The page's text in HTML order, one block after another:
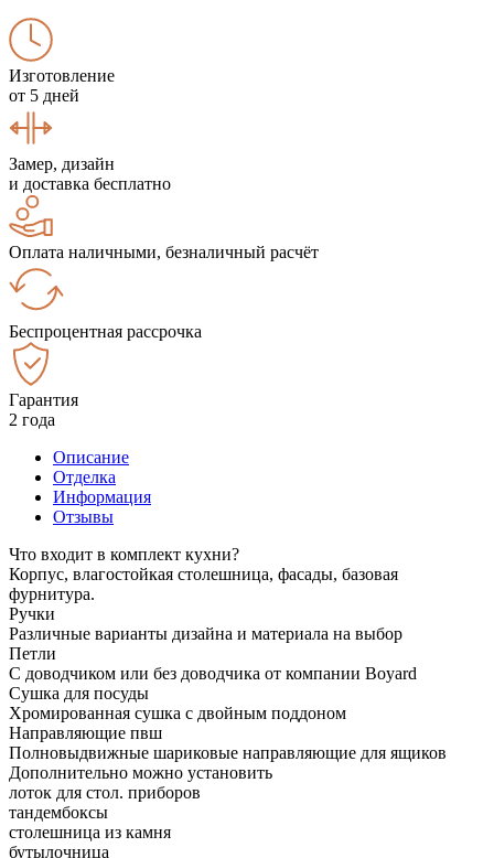
Изготовление
от 5 дней
Замер, дизайн
и доставка бесплатно
Оплата наличными, безналичный расчёт
Беспроцентная рассрочка
Гарантия
2 года
Описание
Отделка
Информация
Отзывы
Что входит в комплект кухни?
Корпус, влагостойкая столешница, фасады, базовая
фурнитура.
Ручки
Различные варианты дизайна и материала на выбор
Петли
С доводчиком или без доводчика от компании Boyard
Сушка для посуды
Хромированная сушка с двойным поддоном
Направляющие пвш
Полновыдвижные шариковые направляющие для ящиков
Дополнительно можно установить
лоток для стол. приборов
тандембоксы
столешница из камня
бутылочница